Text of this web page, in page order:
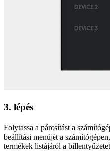
3. lépés
Folytassa a párosítást a
beállítási menüjét a
termékek listájáról a